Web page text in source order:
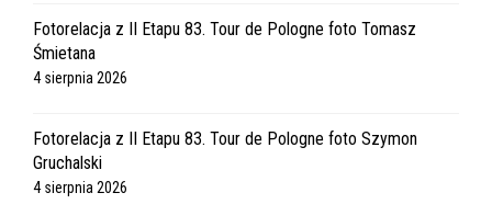
Fotorelacja z II Etapu 83. Tour de Pologne foto Tomasz
Śmietana
4 sierpnia 2026
Fotorelacja z II Etapu 83. Tour de Pologne foto Szymon
Gruchalski
4 sierpnia 2026